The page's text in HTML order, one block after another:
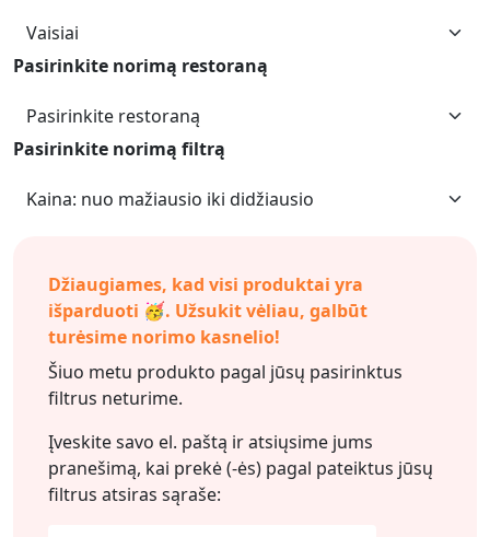
Pasirinkite norimą restoraną
Pasirinkite norimą filtrą
Džiaugiames, kad visi produktai yra
išparduoti 🥳. Užsukit vėliau, galbūt
turėsime norimo kasnelio!
Šiuo metu produkto pagal jūsų pasirinktus
filtrus neturime.
Įveskite savo el. paštą ir atsiųsime jums
pranešimą, kai prekė (-ės) pagal pateiktus jūsų
filtrus atsiras sąraše: